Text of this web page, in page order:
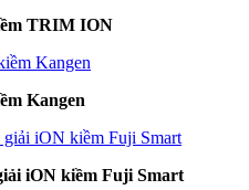
TRIM ION
Kangen
iON kiềm Fuji Smart